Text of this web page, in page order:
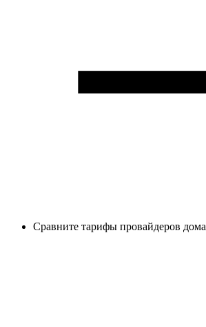
Сравните тарифы провайдеров дома